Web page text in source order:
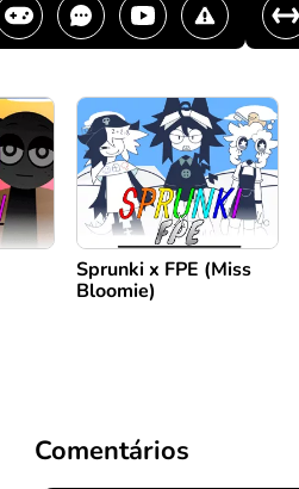
Sprunki x FPE (Miss
Bloomie)
Comentários